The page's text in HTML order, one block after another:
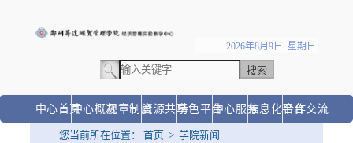
2026年8月9日 星期日
中心首页中心概况规章制度资源共享特色平台中心服务信息化平台合作交流
您当前所在位置： 首页 > 学院新闻